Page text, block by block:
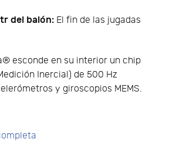
del balón: El fin de las jugadas
esconde en su interior un chip
Inercial) de 500 Hz
y giroscopios MEMS.